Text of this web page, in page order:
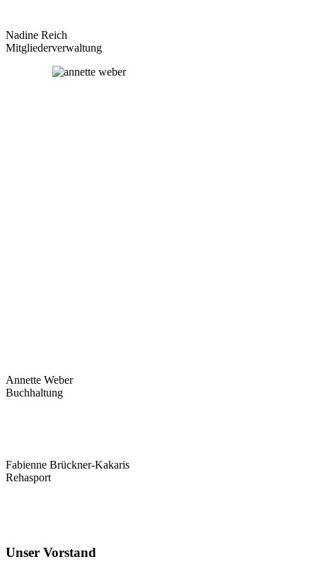
Nadine Reich
Mitgliederverwaltung
Annette Weber
Buchhaltung
Fabienne Brückner-Kakaris
Rehasport
Unser Vorstand